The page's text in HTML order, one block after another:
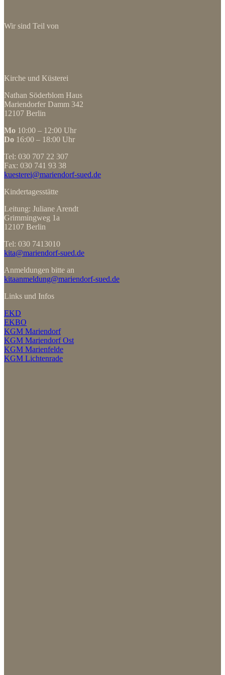
Wir sind Teil von
Kirche und Küsterei
Nathan Söderblom Haus
Mariendorfer Damm 342
12107 Berlin
Mo 10:00 – 12:00 Uhr
Do 16:00 – 18:00 Uhr
Tel: 030 707 22 307
Fax: 030 741 93 38
kuesterei@mariendorf-sued.de
Kindertagesstätte
Leitung: Juliane Arendt
Grimmingweg 1a
12107 Berlin
Tel: 030 7413010
kita@mariendorf-sued.de
Anmeldungen bitte an
kitaanmeldung@mariendorf-sued.de
Links und Infos
EKD
EKBO
KGM Mariendorf
KGM Mariendorf Ost
KGM Marienfelde
KGM Lichtenrade